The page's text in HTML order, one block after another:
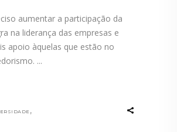
aumentar a participação da
na liderança das empresas e
apoio àquelas que estão no
,